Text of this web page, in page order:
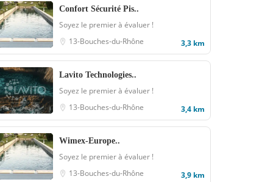
Confort Sécurité Pis..
Soyez le premier à évaluer !
13-Bouches-du-Rhône
3,3 km
Lavito Technologies..
Soyez le premier à évaluer !
13-Bouches-du-Rhône
3,4 km
Wimex-Europe..
Soyez le premier à évaluer !
13-Bouches-du-Rhône
3,9 km